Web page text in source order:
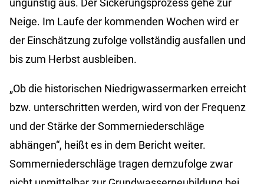
Neige. Im Laufe der kommenden Wochen wird er
der Einschätzung zufolge vollständig ausfallen und
bis zum Herbst ausbleiben.
„Ob die historischen Niedrigwassermarken erreicht
bzw. unterschritten werden, wird von der Frequenz
und der Stärke der Sommerniederschläge
abhängen“, heißt es in dem Bericht weiter.
Sommerniederschläge tragen demzufolge zwar